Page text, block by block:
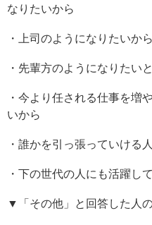
なりたいから
・上司のようになりたいから
・先輩方のようになりたい
・今より任される仕事を増
いから
・誰かを引っ張っていける
・下の世代の人にも活躍し
▼「その他」と回答した人